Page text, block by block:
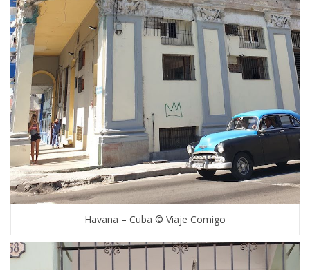
Havana – Cuba © Viaje Comigo